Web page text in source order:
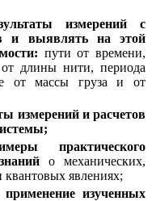
измерений с
и выявлять на этой
пути от времени,
длины нити, периода
от массы груза и от
измерений и расчетов
практического
знанийо механических,
явлениях;
изученных